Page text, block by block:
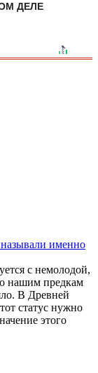
ДЕЛЕ
именно
с немолодой,
нашим предкам
В Древней
статус нужно
этого